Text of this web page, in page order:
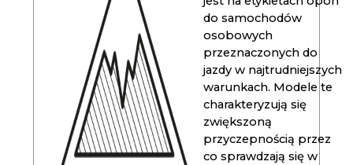
do samochodów
osobowych
przeznaczonych do
jazdy w najtrudniejszych
warunkach. Modele te
charakteryzują się
zwiększoną
przyczepnością przez
co sprawdzają się w